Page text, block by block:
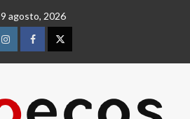
9 agosto, 2026
InstagramFacebookTwitter